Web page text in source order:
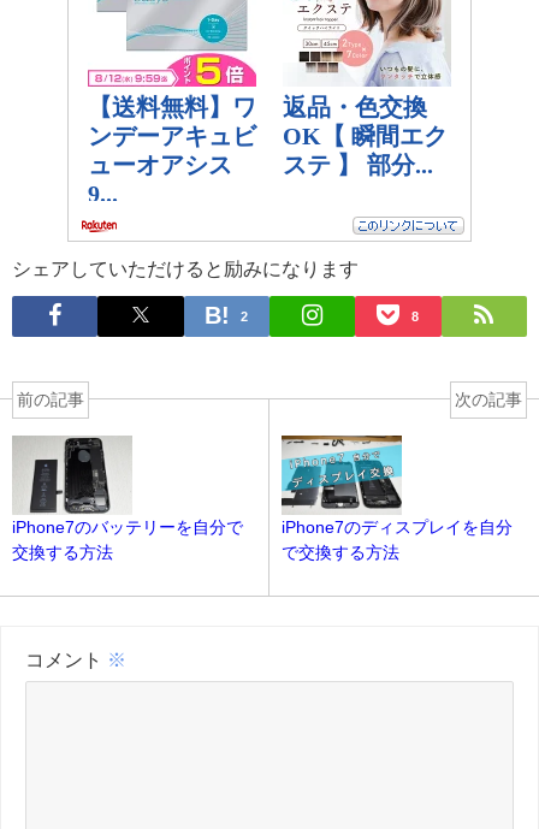
シェアしていただけると励みになります
2 8
前の記事
iPhone7のバッテリーを自分で
交換する方法
次の記事
iPhone7のディスプレイを自分
で交換する方法
コメント ※